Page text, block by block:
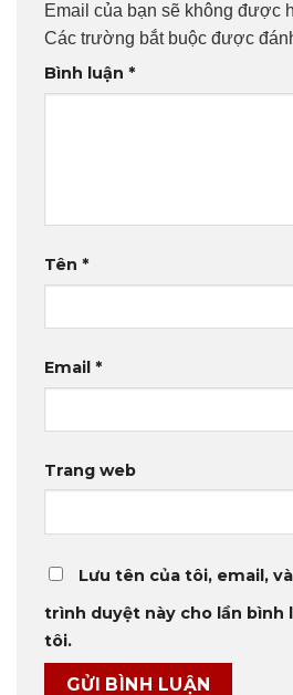
Email của bạn sẽ không được
Các trường bắt buộc được
Bình luận *
Tên *
Email *
Trang web
Lưu tên của tôi, email,
trình duyệt này cho lần bình
tôi.